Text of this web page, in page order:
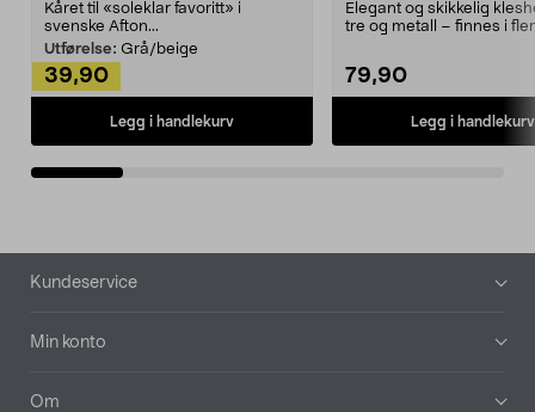
Kåret til «soleklar favoritt» i
svenske Afton...
Utførelse: Grå/beige
39,90
Legg i handlekurv
Elegant og skikkelig
tre og metall – finnes i
79,90
Legg i handlekurv
Bunntekst
Kundeservice
Min konto
Om